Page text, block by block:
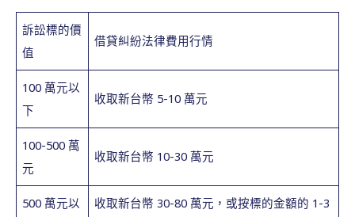
訴訟標的價
值
借貸糾紛法律費用行情
100 萬元以
下
收取新台幣 5-10 萬元
100-500 萬
元
收取新台幣 10-30 萬元
500 萬元以
收取新台幣 30-80 萬元，或按標的金額的 1-3